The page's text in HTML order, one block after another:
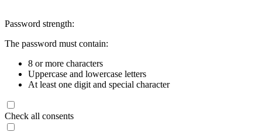
Password strength:
The password must contain:
8 or more characters
Uppercase and lowercase letters
At least one digit and special character
Check all consents